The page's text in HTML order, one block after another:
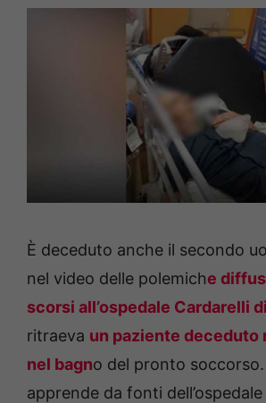
È deceduto anche il secondo
nel video delle polemiche
scorsi all’ospedale Cardarelli
ritraeva un paziente deceduto
nel bagno del pronto soccorso.
apprende da fonti